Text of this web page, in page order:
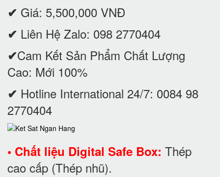
✔ Giá: 5,500,000 VNĐ
✔ Liên Hệ Zalo: 098 2770404
✔Cam Kết Sản Phẩm Chất Lượng
Cao: Mới 100%
✔ Hotline International 24/7: 0084 98
2770404
• Chất liệu Digital Safe Box: Thép
cao cấp (Thép nhũ).